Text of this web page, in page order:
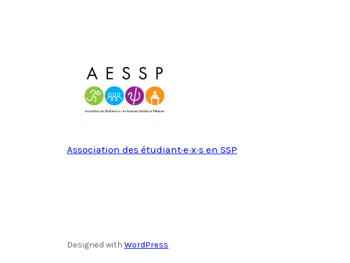
Association des étudiant·e·x·s en SSP
Designed with WordPress